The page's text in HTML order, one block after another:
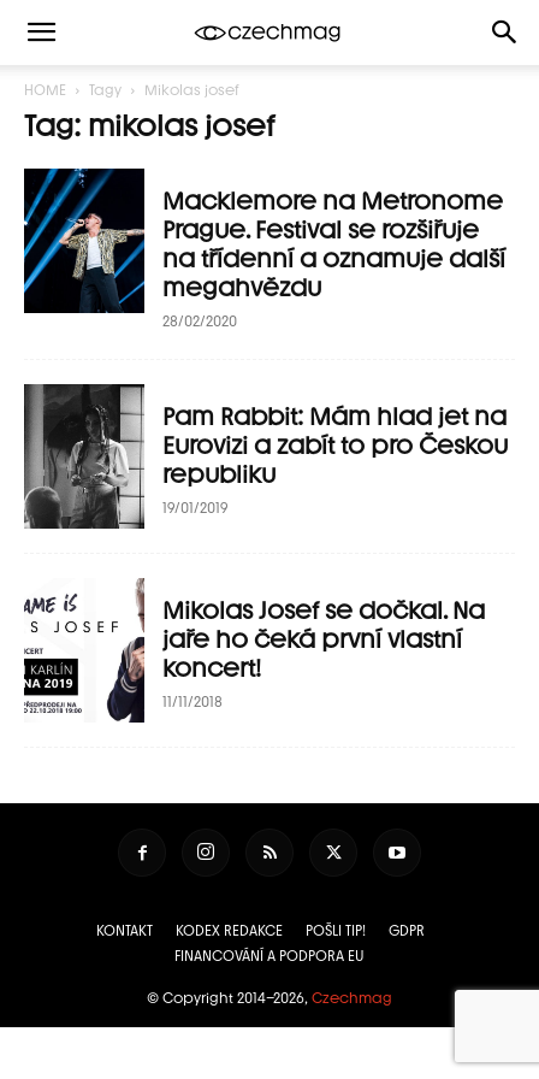
HOME Tagy Mikolas josef
Tag: mikolas josef
Macklemore na Metronome
Prague. Festival se rozšiřuje
na třídenní a oznamuje další
megahvězdu
28/02/2020
Pam Rabbit: Mám hlad jet na
Eurovizi a zabít to pro Českou
republiku
19/01/2019
Mikolas Josef se dočkal. Na
jaře ho čeká první vlastní
koncert!
11/11/2018
KONTAKT KODEX REDAKCE POŠLI TIP!
GDPR
FINANCOVÁNÍ A PODPORA EU
© Copyright 2014–2026, Czechmag